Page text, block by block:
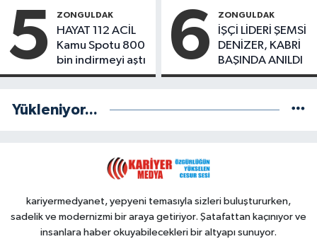
5 ZONGULDAK
HAYAT 112 ACİL
Kamu Spotu 800
bin indirmeyi aştı
6 ZONGULDAK
İŞÇİ LİDERİ ŞEMSİ
DENİZER, KABRİ
BAŞINDA ANILDI
Yükleniyor...
kariyermedyanet, yepyeni temasıyla sizleri buluştururken,
sadelik ve modernizmi bir araya getiriyor. Şatafattan kaçınıyor ve
insanlara haber okuyabilecekleri bir altyapı sunuyor.